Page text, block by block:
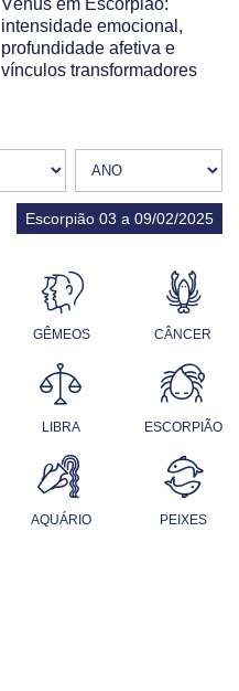
intensidade emocional,
profundidade afetiva e
vínculos transformadores
Escorpião 03 a 09/02/2025
GÊMEOS CÂNCER
LIBRA ESCORPIÃO
AQUÁRIO PEIXES